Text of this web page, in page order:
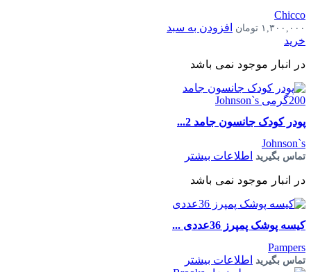
Chicco
۱,۳۰۰,۰۰۰ تومان
افزودن به سبد
خرید
در انبار موجود نمی باشد
پودر کودک جانسون جامد 2...
Johnson`s
تماس بگیرید اطلاعات بیشتر
در انبار موجود نمی باشد
کیسه پوشک پمپرز 36عددی ...
Pampers
تماس بگیرید اطلاعات بیشتر